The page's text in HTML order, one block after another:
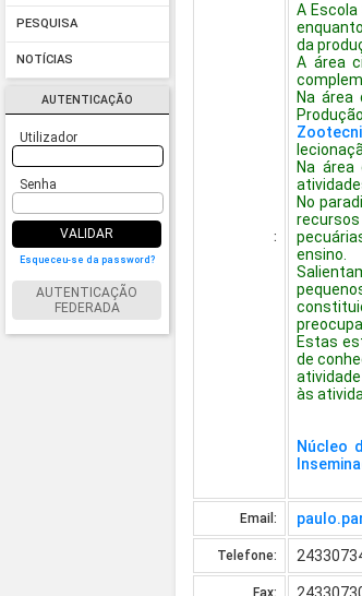
PESQUISA
NOTÍCIAS
AUTENTICAÇÃO
Utilizador
Senha
VALIDAR
Esqueceu-se da password?
AUTENTICAÇÃO
FEDERADA
:
A
da
A área
Na
Na
No
ensino.
Estas
de
às
Núcleo
Email:
Telefone: